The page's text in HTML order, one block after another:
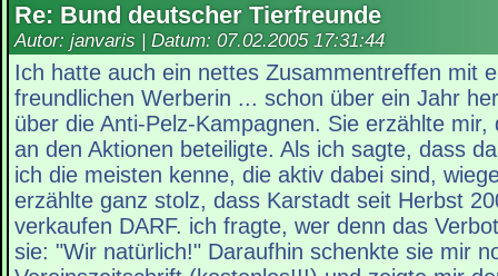
Re: Bund deutscher Tierfreunde
Autor: janvaris | Datum: 07.02.2005 17:31:44
Ich hatte auch ein nettes Zusammentreffen mit
freundlichen Werberin ... schon über ein Jahr
über die Anti-Pelz-Kampagnen. Sie erzählte mir,
an den Aktionen beteiligte. Als ich sagte, dass
ich die meisten kenne, die aktiv dabei sind,
erzählte ganz stolz, dass Karstadt seit Herbst
verkaufen DARF. ich fragte, wer denn das
sie: "Wir natürlich!" Daraufhin schenkte sie mir